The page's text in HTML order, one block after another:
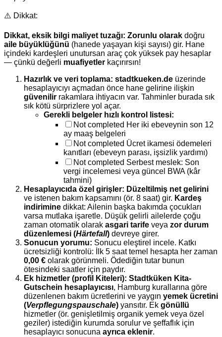
⚠️ Dikkat:
Dikkat, eksik bilgi maliyet tuzağı: Zorunlu olarak doğru
aile büyüklüğünü (hanede yaşayan kişi sayısı) gir. Hane
içindeki kardeşleri unutursan araç çok yüksek pay hesaplar
— çünkü değerli muafiyetler kaçırırsın!
Hazırlık ve veri toplama: stadtkueken.de üzerinde
hesaplayıcıyı açmadan önce hane gelirine ilişkin
güvenilir rakamlara ihtiyacın var. Tahminler burada sık
sık kötü sürprizlere yol açar.
Gerekli belgeler hızlı kontrol listesi:
Not completed Her iki ebeveynin son 12
ay maaş belgeleri
Not completed Ücret ikamesi ödemeleri
kanıtları (ebeveyn parası, işsizlik yardımı)
Not completed Serbest meslek: Son
vergi incelemesi veya güncel BWA (kâr
tahmini)
Hesaplayıcıda özel girişler: Düzeltilmiş net gelirini
ve istenen bakım kapsamını (ör. 8 saat) gir. Kardeş
indirimine dikkat: Ailenin başka bakımda çocukları
varsa mutlaka işaretle. Düşük gelirli ailelerde çoğu
zaman otomatik olarak asgari tarife veya zor durum
düzenlemesi (Härtefall) devreye girer.
Sonucun yorumu: Sonucu eleştirel incele. Katkı
ücretsizliği kontrolü: İlk 5 saat temel hesapta her zaman
0,00 € olarak görünmeli. Ödediğin tutar bunun
ötesindeki saatler için paydır.
Ek hizmetler (profil Kiteleri): Stadtküken Kita-
Gutschein hesaplayıcısı, Hamburg kurallarına göre
düzenlenen bakım ücretlerini ve yaygın yemek ücretini
(Verpflegungspauschale) yansıtır. Ek gönüllü
hizmetler (ör. genişletilmiş organik yemek veya özel
geziler) istediğin kurumda sorulur ve şeffaflık için
hesaplayıcı sonucuna ayrıca eklenir.